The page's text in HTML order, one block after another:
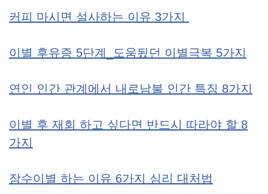
커피 마시면 설사하는 이유 3가지
이별 후유증 5단계_도움됬던 이별극복 5가지
연인 인간 관계에서 내로남불 인간 특징 8가지
이별 후 재회 하고 싶다면 반드시 따라야 할 8
가지
잠수이별 하는 이유 6가지 심리 대처법